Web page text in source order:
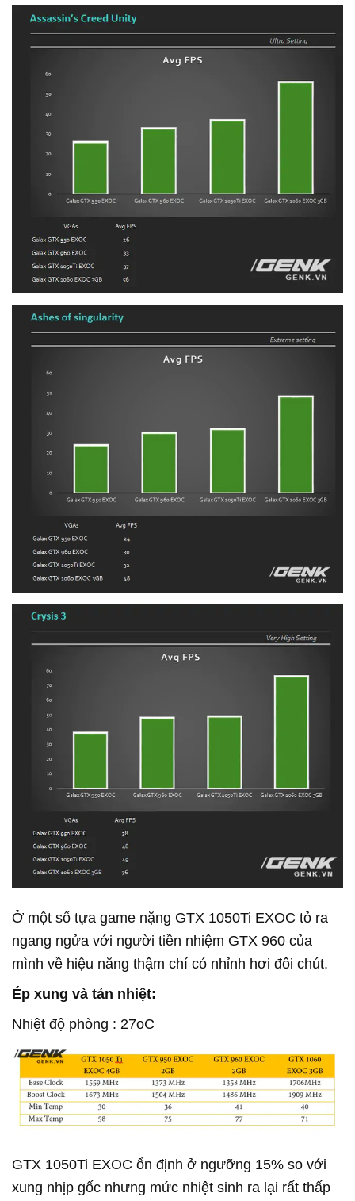
Ở một số tựa game nặng GTX 1050Ti EXOC tỏ ra
ngang ngửa với người tiền nhiệm GTX 960 của
mình về hiệu năng thậm chí có nhỉnh hơi đôi chút.
Ép xung và tản nhiệt:
Nhiệt độ phòng : 27oC
GTX 1050Ti EXOC ổn định ở ngưỡng 15% so với
xung nhịp gốc nhưng mức nhiệt sinh ra lại rất thấp